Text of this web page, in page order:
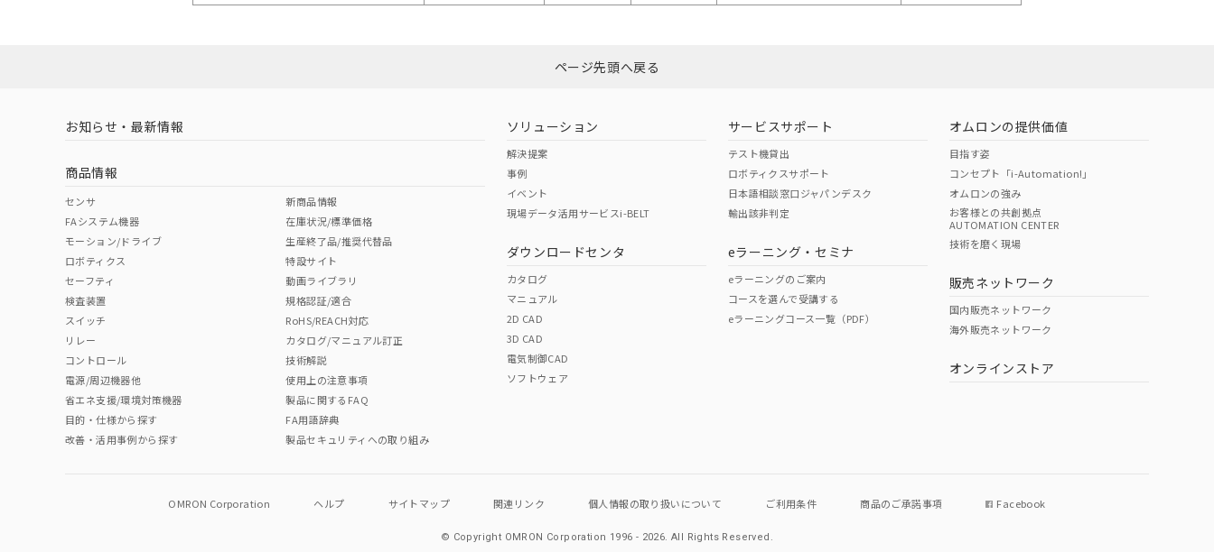
ページ先頭へ戻る
お知らせ・最新情報
商品情報
センサ
FAシステム機器
モーション/ドライブ
ロボティクス
セーフティ
検査装置
スイッチ
リレー
コントロール
電源/周辺機器他
省エネ支援/環境対策機器
目的・仕様から探す
改善・活用事例から探す
新商品情報
在庫状況/標準価格
生産終了品/推奨代替品
特設サイト
動画ライブラリ
規格認証/適合
RoHS/REACH対応
カタログ/マニュアル訂正
技術解説
使用上の注意事項
製品に関するFAQ
FA用語辞典
製品セキュリティへの取り組み
ソリューション
解決提案
事例
イベント
現場データ活用サービスi-BELT
ダウンロードセンタ
カタログ
マニュアル
2D CAD
3D CAD
電気制御CAD
ソフトウェア
サービスサポート
テスト機貸出
ロボティクスサポート
日本語相談窓口ジャパンデスク
輸出該非判定
eラーニング・セミナ
eラーニングのご案内
コースを選んで受講する
eラーニングコース一覧（PDF）
オムロンの提供価値
目指す姿
コンセプト「i-Automation!」
オムロンの強み
お客様との共創拠点
AUTOMATION CENTER
技術を磨く現場
販売ネットワーク
国内販売ネットワーク
海外販売ネットワーク
オンラインストア
OMRON Corporation ヘルプ サイトマップ 関連リンク 個人情報の取り扱いについて ご利用条件 商品のご承諾事項 Facebook
© Copyright OMRON Corporation 1996 - 2026.All Rights Reserved.